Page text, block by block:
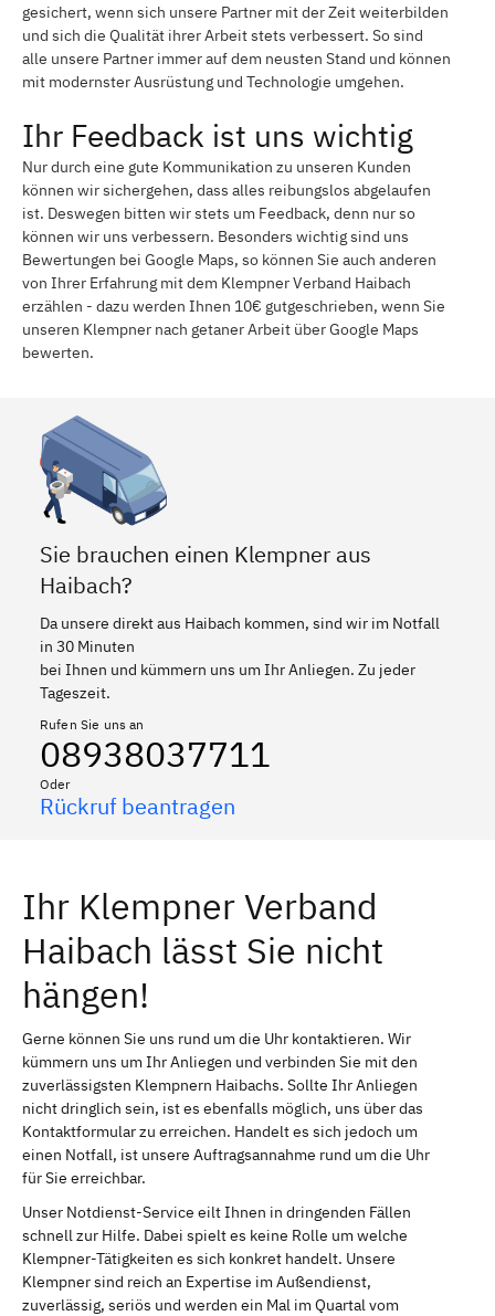
gesichert, wenn sich unsere Partner mit der Zeit weiterbilden
und sich die Qualität ihrer Arbeit stets verbessert. So sind
alle unsere Partner immer auf dem neusten Stand und können
mit modernster Ausrüstung und Technologie umgehen.
Ihr Feedback ist uns wichtig
Nur durch eine gute Kommunikation zu unseren Kunden
können wir sichergehen, dass alles reibungslos abgelaufen
ist. Deswegen bitten wir stets um Feedback, denn nur so
können wir uns verbessern. Besonders wichtig sind uns
Bewertungen bei Google Maps, so können Sie auch anderen
von Ihrer Erfahrung mit dem Klempner Verband Haibach
erzählen - dazu werden Ihnen 10€ gutgeschrieben, wenn Sie
unseren Klempner nach getaner Arbeit über Google Maps
bewerten.
Sie brauchen einen Klempner aus
Haibach?
Da unsere direkt aus Haibach kommen, sind wir im Notfall
in 30 Minuten
bei Ihnen und kümmern uns um Ihr Anliegen. Zu jeder
Tageszeit.
Rufen Sie uns an
08938037711
Oder
Rückruf beantragen
Ihr Klempner Verband
Haibach lässt Sie nicht
hängen!
Gerne können Sie uns rund um die Uhr kontaktieren. Wir
kümmern uns um Ihr Anliegen und verbinden Sie mit den
zuverlässigsten Klempnern Haibachs. Sollte Ihr Anliegen
nicht dringlich sein, ist es ebenfalls möglich, uns über das
Kontaktformular zu erreichen. Handelt es sich jedoch um
einen Notfall, ist unsere Auftragsannahme rund um die Uhr
für Sie erreichbar.
Unser Notdienst-Service eilt Ihnen in dringenden Fällen
schnell zur Hilfe. Dabei spielt es keine Rolle um welche
Klempner-Tätigkeiten es sich konkret handelt. Unsere
Klempner sind reich an Expertise im Außendienst,
zuverlässig, seriös und werden ein Mal im Quartal vom